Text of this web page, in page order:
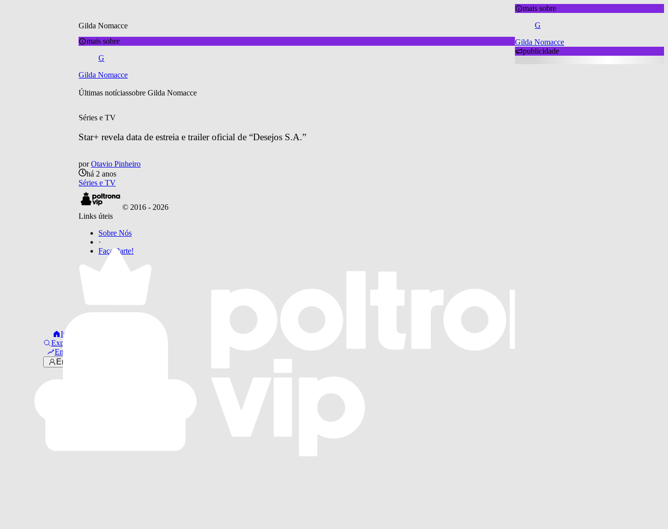
Início
Explorar
Em alta
Entrar
Gilda Nomacce
mais sobre
G
Gilda Nomacce
Últimas notíciassobre Gilda Nomacce
Séries e TV
Star+ revela data de estreia e trailer oficial de “Desejos S.A.”
por Otavio Pinheiro
há 2 anos
Séries e TV
© 2016 - 2026
Links úteis
Sobre Nós
·
Faça Parte!
mais sobre
G
Gilda Nomacce
publicidade